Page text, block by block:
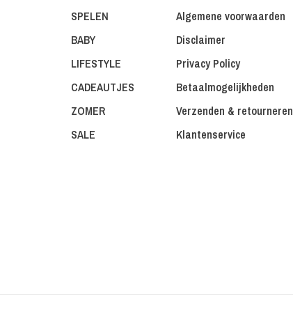
SPELEN
BABY
LIFESTYLE
CADEAUTJES
ZOMER
SALE
Algemene voorwaarden
Disclaimer
Privacy Policy
Betaalmogelijkheden
Verzenden & retourneren
Klantenservice